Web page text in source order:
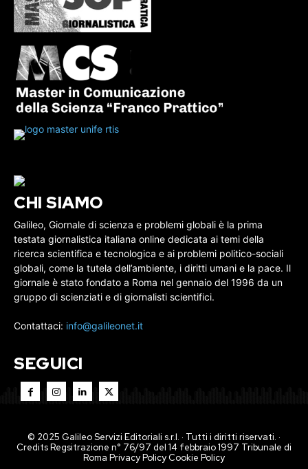
CHI SIAMO
Galileo, Giornale di scienza e problemi globali è la prima
testata giornalistica italiana online dedicata ai temi della
ricerca scientifica e tecnologica e ai problemi politico-sociali
globali, come la tutela dell’ambiente, i diritti umani e la pace. Il
giornale è stato fondato a Roma nel gennaio del 1996 da un
gruppo di scienziati e di giornalisti scientifici.
Contattaci: info@galileonet.it
SEGUICI
© 2025 Galileo Servizi Editoriali s.r.l. · Tutti i diritti riservati. ·
Credits Regsitrazione n° 76/97 del 14 febbraio 1997 Tribunale di
Roma Privacy PolicyCookie Policy